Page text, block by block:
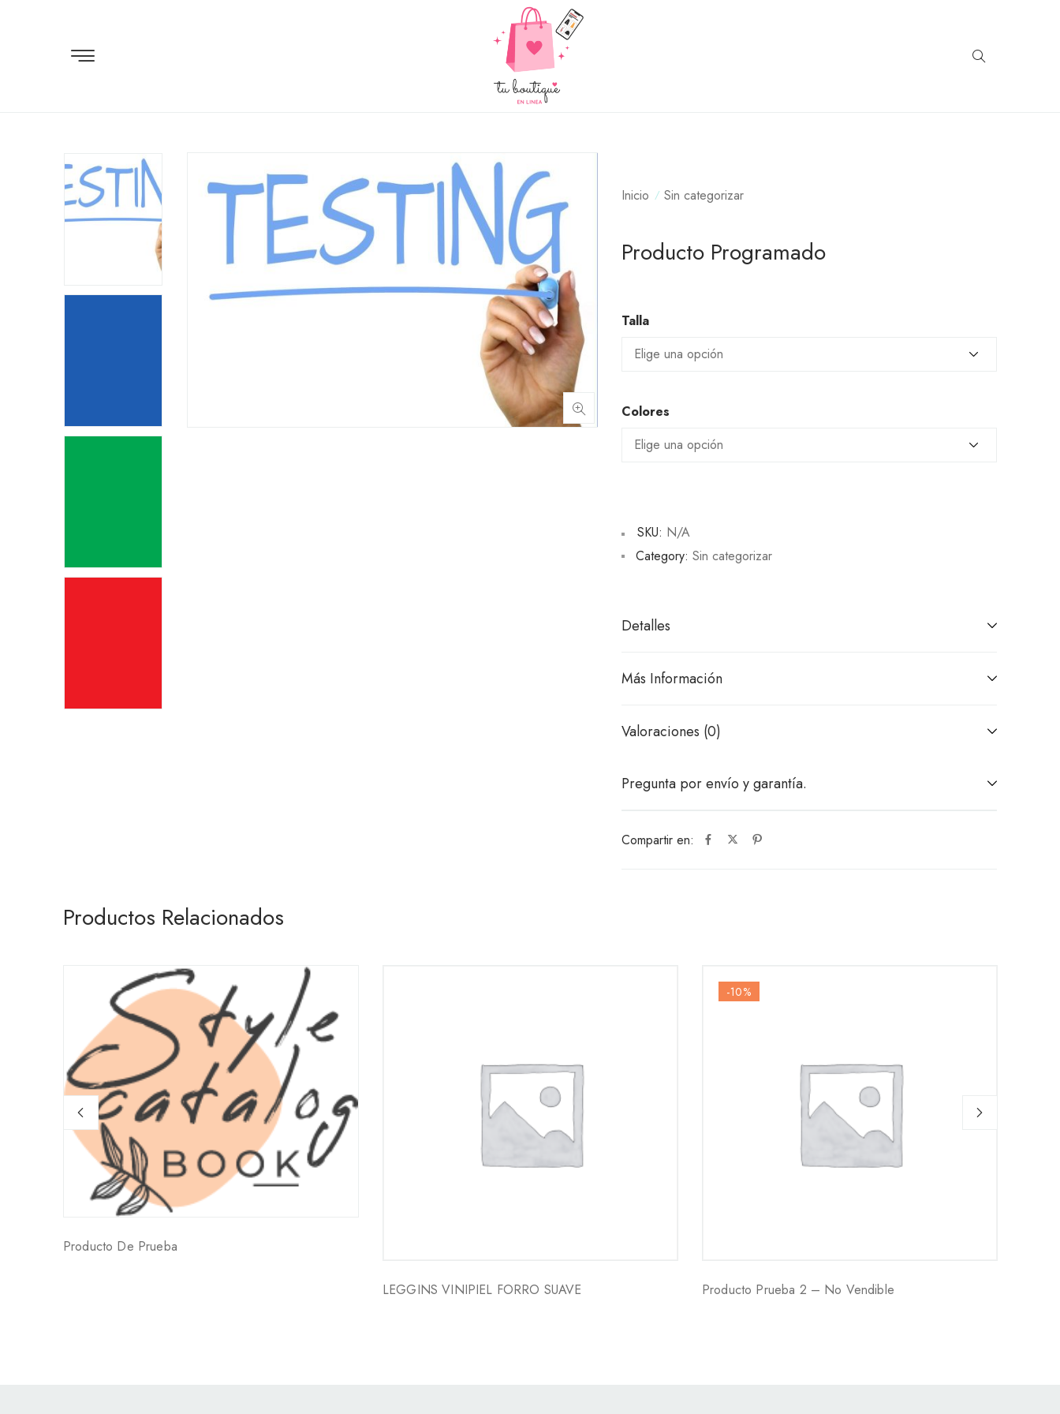
Inicio Sin categorizar
Producto Programado
Talla
Colores
Compartir en:
SKU: N/A
Category: Sin categorizar
Detalles
Más Información
Valoraciones (0)
Pregunta por envío y garantía.
Productos Relacionados
Producto De Prueba
LEGGINS VINIPIEL FORRO SUAVE
-10%
Producto Prueba 2 – No Vendible